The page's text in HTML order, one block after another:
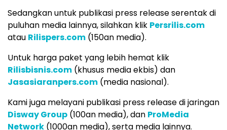
Sedangkan untuk publikasi press release serentak di
puluhan media lainnya, silahkan klik Persrilis.com
atau Rilispers.com (150an media).
Untuk harga paket yang lebih hemat klik
Rilisbisnis.com (khusus media ekbis) dan
Jasasiaranpers.com (media nasional).
Kami juga melayani publikasi press release di jaringan
Disway Group (100an media), dan ProMedia
Network (1000an media), serta media lainnya.